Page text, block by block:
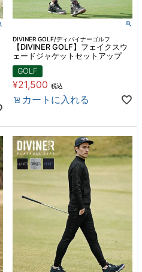
DIVINER GOLF/ディバイナーゴルフ
【DIVINER GOLF】フェイクスウ
ェードジャケットセットアップ
GOLF
¥21,500 税込
カートに入れる